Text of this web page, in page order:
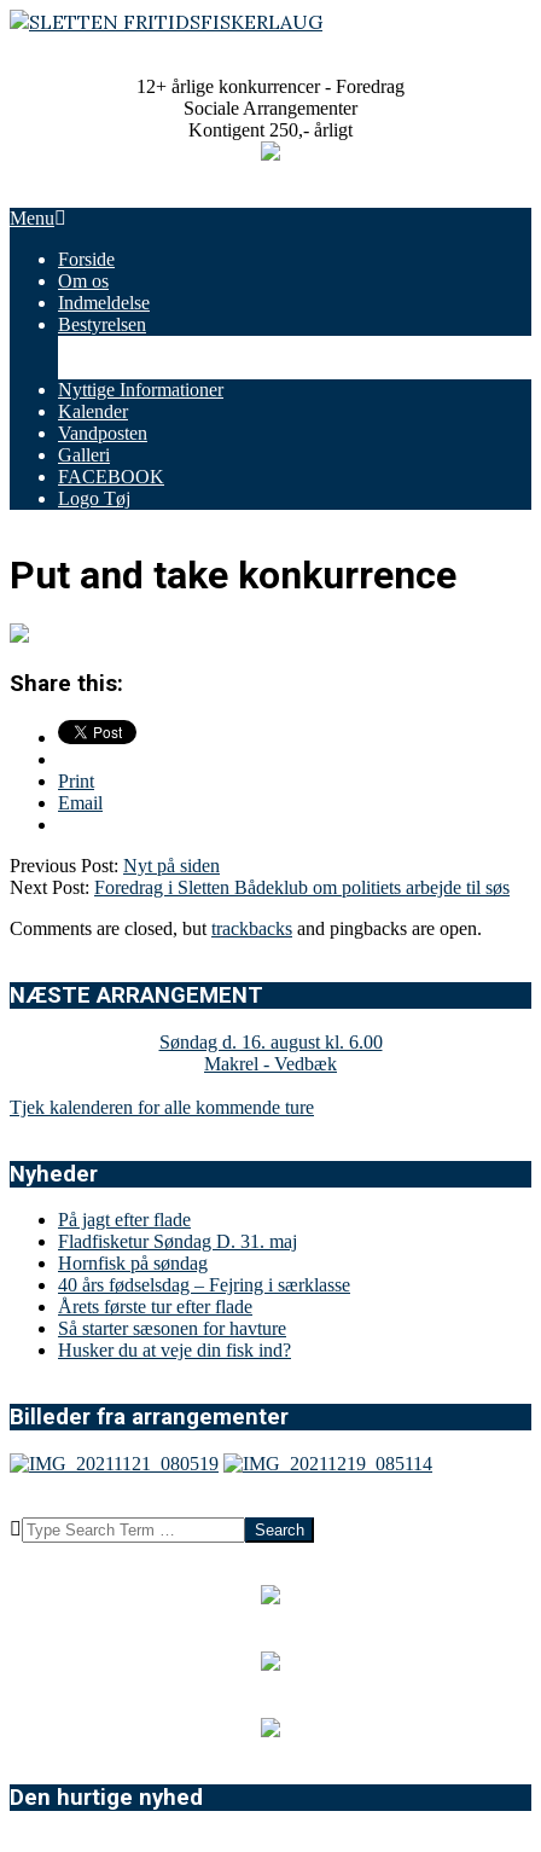
Skip
12+ årlige konkurrencer - Foredrag
Sociale Arrangementer
Kontigent 250,- årligt
Primary
Menu
Menu
Forside
Om os
Indmeldelse
Bestyrelsen
Nyttige Informationer
Kalender
Vandposten
Galleri
FACEBOOK
Logo Tøj
Put and take konkurrence
Share this:
Print
Email
Previous Post: Nyt på siden
Next Post: Foredrag i Sletten Bådeklub om politiets arbejde til søs
Comments are closed, but trackbacks and pingbacks are open.
NÆSTE ARRANGEMENT
Søndag d. 16. august kl. 6.00
Makrel - Vedbæk
Tjek kalenderen for alle kommende ture
Nyheder
På jagt efter flade
Fladfisketur Søndag D. 31. maj
Hornfisk på søndag
40 års fødselsdag – Fejring i særklasse
Årets første tur efter flade
Så starter sæsonen for havture
Husker du at veje din fisk ind?
Billeder fra arrangementer
Search
Den hurtige nyhed